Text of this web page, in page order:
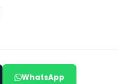
WhatsApp